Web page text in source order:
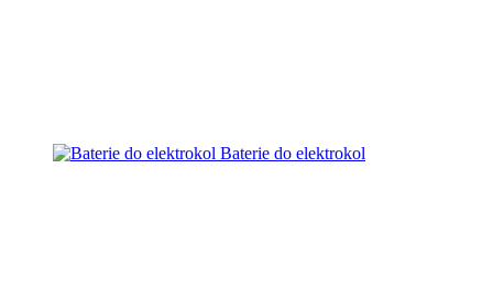
Baterie do elektrokol